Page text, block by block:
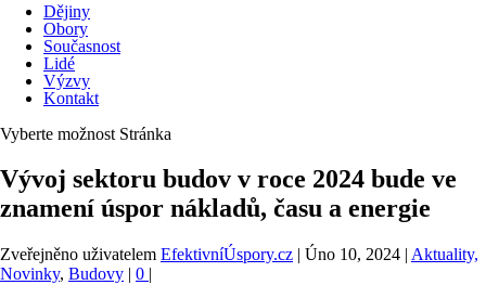
Dějiny
Obory
Současnost
Lidé
Výzvy
Kontakt
Vyberte možnost Stránka
Vývoj sektoru budov v roce 2024 bude ve
znamení úspor nákladů, času a energie
Zveřejněno uživatelem EfektivníÚspory.cz | Úno 10, 2024 | Aktuality,
Novinky, Budovy | 0 |